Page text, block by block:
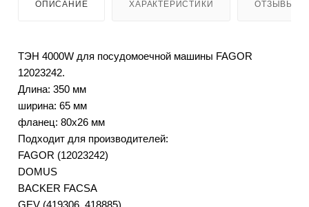
ОПИСАНИЕ ХАРАКТЕРИСТИКИ ОТЗЫВЫ
ТЭН 4000W для посудомоечной машины FAGOR
12023242.
Длина: 350 мм
ширина: 65 мм
фланец: 80x26 мм
Подходит для производителей:
FAGOR (12023242)
DOMUS
BACKER FACSA
GEV (419306, 418885)